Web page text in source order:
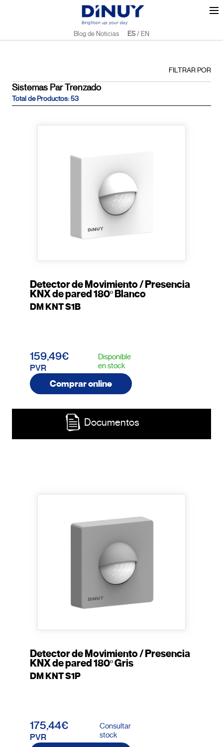
Blog de Noticias ES/ EN
FILTRAR POR
Sistemas Par Trenzado
Total de Productos: 53
Detector de Movimiento / Presencia
KNX de pared 180º Blanco
DM KNT S1B
159,49€
PVR
Disponible
en stock
Comprar online
Documentos
Detector de Movimiento / Presencia
KNX de pared 180º Gris
DM KNT S1P
175,44€
PVR
Consultar
stock